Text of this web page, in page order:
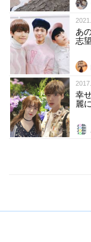
あ
志
幸
麗